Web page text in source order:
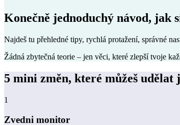
Konečně jednoduchý návod, jak
Najdeš tu přehledné tipy, rychlá protažení, správné
Žádná zbytečná teorie – jen věci, které zlepší tvoje
5 mini změn, které můžeš udělat
1
Zvedni monitor